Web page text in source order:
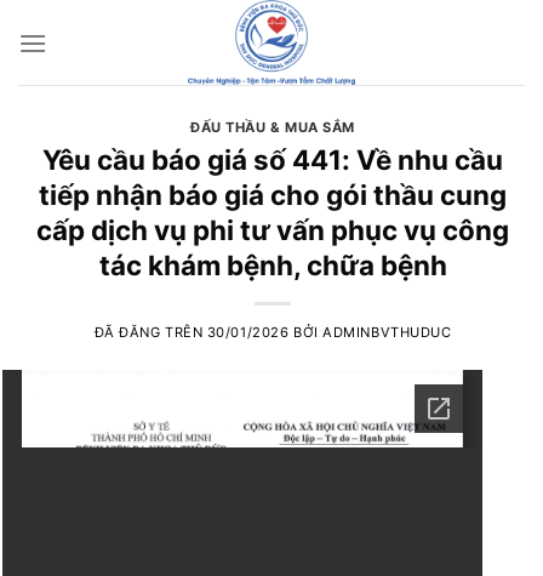
đến
ĐẤU THẦU & MUA SẮM
Yêu cầu báo giá số 441: Về nhu cầu
tiếp nhận báo giá cho gói thầu cung
cấp dịch vụ phi tư vấn phục vụ công
tác khám bệnh, chữa bệnh
ĐÃ ĐĂNG TRÊN 30/01/2026 BỞIADMINBVTHUDUC